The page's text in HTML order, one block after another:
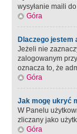
wysyłanie maili
Góra
Dlaczego jestem
Jeżeli nie
zalogowanym
oznacza to, że
Góra
Jak mogę ukryć
W Panelu
zliczany jako
Góra